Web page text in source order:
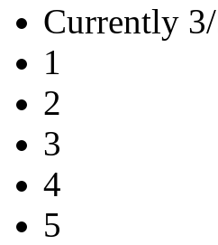
Currently
1
2
3
4
5